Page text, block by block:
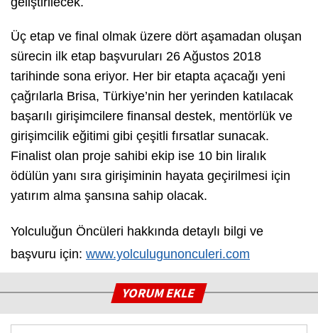
Üç etap ve final olmak üzere dört aşamadan oluşan
sürecin ilk etap başvuruları 26 Ağustos 2018
tarihinde sona eriyor. Her bir etapta açacağı yeni
çağrılarla Brisa, Türkiye’nin her yerinden katılacak
başarılı girişimcilere finansal destek, mentörlük ve
girişimcilik eğitimi gibi çeşitli fırsatlar sunacak.
Finalist olan proje sahibi ekip ise 10 bin liralık
ödülün yanı sıra girişiminin hayata geçirilmesi için
yatırım alma şansına sahip olacak.
Yolculuğun Öncüleri hakkında detaylı bilgi ve
başvuru için: www.yolculugunonculeri.com
YORUM EKLE